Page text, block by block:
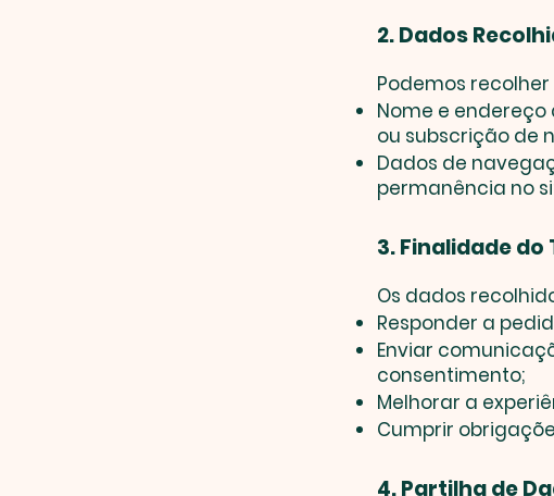
2. Dados
Podemos
Nome e
ou subscrição de
Dados de
permanência no
3. Finalidade
Os dados
Responder a
Enviar
consentimento;
Melhorar a
Cumprir
4. Partilha de